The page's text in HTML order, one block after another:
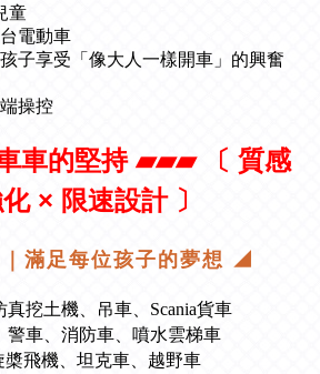
童
電動車
子享受「像大人一樣開車」的興奮
操控
車的堅持 ▰▰▰ 〔 質感
× 限速設計 〕
滿足每位孩子的夢想 ◢
挖土機、吊車、Scania貨車
警車、消防車、噴水雲梯車
飛機、坦克車、越野車